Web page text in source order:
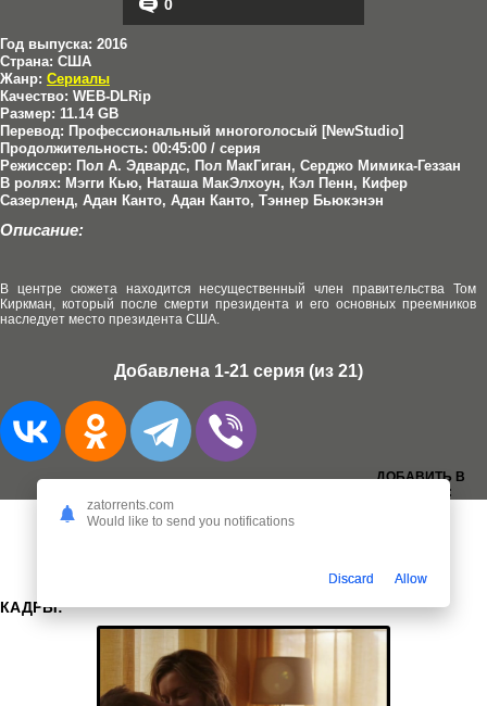
0
Год выпуска: 2016
Страна: США
Жанр: Сериалы
Качество: WEB-DLRip
Размер: 11.14 GB
Перевод: Профессиональный многоголосый [NewStudio]
Продолжительность: 00:45:00 / серия
Режиссер: Пол А. Эдвардс, Пол МакГиган, Серджо Мимика-Геззан
В ролях: Мэгги Кью, Наташа МакЭлхоун, Кэл Пенн, Кифер
Сазерленд, Адан Канто, Адан Канто, Тэннер Бьюкэнэн
Описание:
В центре сюжета находится несущественный член правительства Том
Киркман, который после смерти президента и его основных преемников
наследует место президента США.
Добавлена 1-21 серия (из 21)
ДОБАВИТЬ В
ЗАКЛАДКИ:
КАДРЫ:
zatorrents.com
Would like to send you notifications
Discard Allow